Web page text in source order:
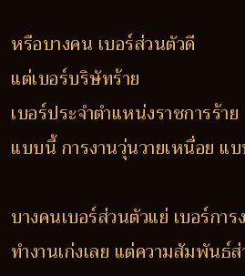
หรือบางคน เบอร์ส่วนตัวดี
แต่เบอร์บริษัทร้าย
เบอร์ประจำตำแหน่งราชการร้าย
แบบนี้ การงานวุ่นวายเหนื่อย แ
บางคนเบอร์ส่วนตัวแย่ เบอร์การ
ทำงานเก่งเลย แต่ความสัมพันธ์